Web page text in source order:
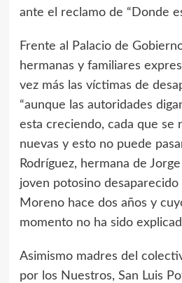
ante el reclamo de “Donde
Frente al Palacio de
hermanas y familiares
vez más las víctimas de
“aunque las autoridades
esta creciendo, cada que se
nuevas y esto no puede
Rodríguez, hermana de
joven potosino desaparecido
Moreno hace dos años y
momento no ha sido
Asimismo madres del
por los Nuestros, San Luis